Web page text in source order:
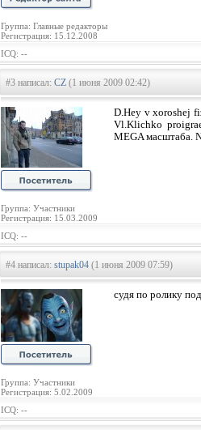
Группа: Главные редакторы
Регистрация: 15.12.2008
ICQ: --
#3 написал: CZ (1 июня 2009 02:42)
Группа: Участники
Регистрация: 15.03.2009
D.Hey v xoroshej
Vl.Klichko
MEGA масштаба.
ICQ: --
#4 написал: stupak04 (1 июня 2009 07:59)
Группа: Участники
Регистрация: 5.02.2009
судя по ролику
ICQ: --